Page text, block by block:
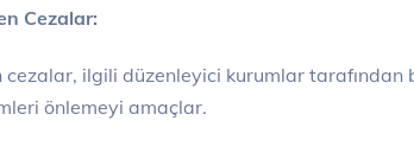
Cezalar:
cezalar, ilgili düzenleyici kurumlar tarafından
önlemeyi amaçlar.